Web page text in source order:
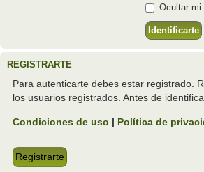
Ocultar mi
REGISTRARTE
Para autenticarte debes estar registrado.
los usuarios registrados. Antes de
Condiciones de uso | Política de
Registrarte